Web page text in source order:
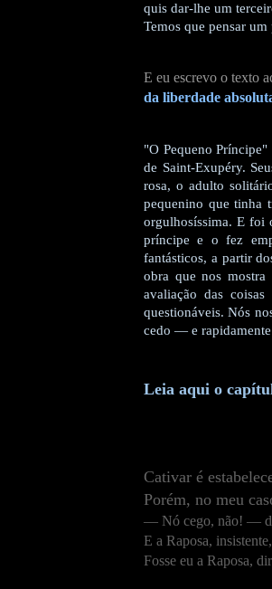
quis dar-lhe um
Temos que pensar
E eu escrevo o texto
da liberdade
"O Pequeno
de Saint-Exupéry.
rosa, o adulto
pequenino que tinha
orgulhosíssima. E foi
príncipe e o fez
fantásticos, a partir
obra que nos mostra
avaliação das
questionáveis. Nós
cedo — e rapidamente
Leia aqui o
Cativar é
Porém, no meu
— Nó cego, não! —
E a Raposa,
Fosse eu a Raposa,